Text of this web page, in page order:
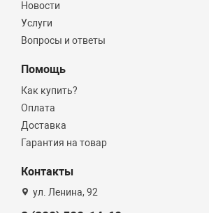
Новости
Услуги
Вопросы и ответы
Помощь
Как купить?
Оплата
Доставка
Гарантия на товар
Контакты
ул. Ленина, 92